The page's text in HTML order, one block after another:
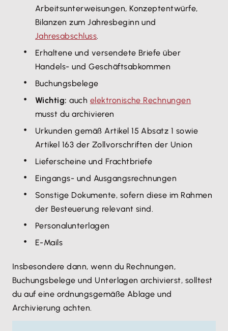
Arbeitsunterweisungen, Konzeptentwürfe,
Bilanzen zum Jahresbeginn und
Jahresabschluss.
Erhaltene und versendete Briefe über
Handels- und Geschäftsabkommen
Buchungsbelege
Wichtig: auch elektronische Rechnungen
musst du archivieren
Urkunden gemäß Artikel 15 Absatz 1 sowie
Artikel 163 der Zollvorschriften der Union
Lieferscheine und Frachtbriefe
Eingangs- und Ausgangsrechnungen
Sonstige Dokumente, sofern diese im Rahmen
der Besteuerung relevant sind.
Personalunterlagen
E-Mails
Insbesondere dann, wenn du Rechnungen,
Buchungsbelege und Unterlagen archivierst, solltest
du auf eine ordnungsgemäße Ablage und
Archivierung achten.